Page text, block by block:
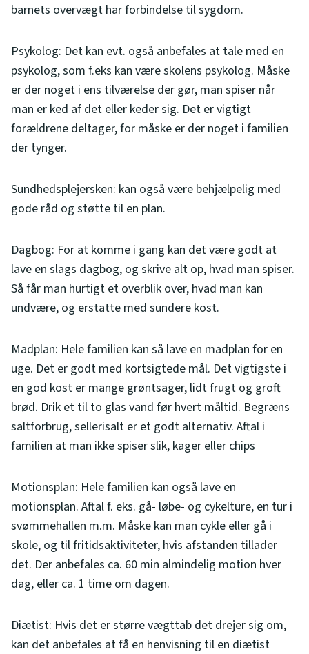
barnets overvægt har forbindelse til sygdom.
Psykolog: Det kan evt. også anbefales at tale med en
psykolog, som f.eks kan være skolens psykolog. Måske
er der noget i ens tilværelse der gør, man spiser når
man er ked af det eller keder sig. Det er vigtigt
forældrene deltager, for måske er der noget i familien
der tynger.
Sundhedsplejersken: kan også være behjælpelig med
gode råd og støtte til en plan.
Dagbog: For at komme i gang kan det være godt at
lave en slags dagbog, og skrive alt op, hvad man spiser.
Så får man hurtigt et overblik over, hvad man kan
undvære, og erstatte med sundere kost.
Madplan: Hele familien kan så lave en madplan for en
uge. Det er godt med kortsigtede mål. Det vigtigste i
en god kost er mange grøntsager, lidt frugt og groft
brød. Drik et til to glas vand før hvert måltid. Begræns
saltforbrug, sellerisalt er et godt alternativ. Aftal i
familien at man ikke spiser slik, kager eller chips
Motionsplan: Hele familien kan også lave en
motionsplan. Aftal f. eks. gå- løbe- og cykelture, en tur i
svømmehallen m.m. Måske kan man cykle eller gå i
skole, og til fritidsaktiviteter, hvis afstanden tillader
det. Der anbefales ca. 60 min almindelig motion hver
dag, eller ca. 1 time om dagen.
Diætist: Hvis det er større vægttab det drejer sig om,
kan det anbefales at få en henvisning til en diætist